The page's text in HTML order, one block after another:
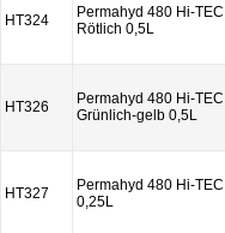
HT324
Permahyd 480 Hi-
Rötlich 0,5L
HT326
Permahyd 480 Hi-
Grünlich-gelb 0,5L
HT327
Permahyd 480 Hi-
0,25L